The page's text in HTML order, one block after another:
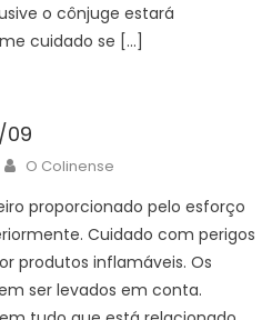
o cônjuge estará
cuidado se […]
09
Author
O Colinense
proporcionado pelo esforço
Cuidado com perigos
produtos inflamáveis. Os
ser levados em conta.